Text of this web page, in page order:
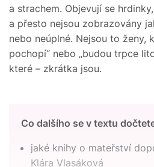
a strachem. Objevují se
a přesto nejsou zobrazovány
nebo neúplné. Nejsou to ženy,
pochopí“ nebo „budou trpce
které – zkrátka jsou.
Co dalšího se v textu
jaké knihy o mateřství
Klára Vlasáková